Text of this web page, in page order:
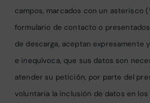
campos, marcados con un asterisco
formulario de contacto o
de descarga, aceptan expresamente
e inequívoca, que sus datos son
atender su petición, por parte del
voluntaria la inclusión de datos en los